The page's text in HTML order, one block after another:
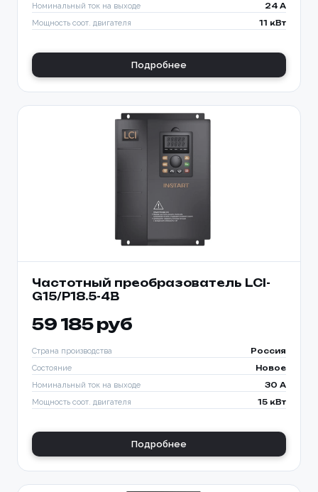
Номинальный ток на выходе 24 A
Мощность соот. двигателя 11 кВт
Подробнее
Частотный преобразователь LCI-
G15/P18.5-4B
59 185 руб
Страна производства Россия
Состояние Новое
Номинальный ток на выходе 30 A
Мощность соот. двигателя 15 кВт
Подробнее